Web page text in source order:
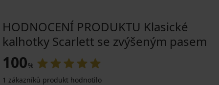
HODNOCENÍ PRODUKTU Klasické
kalhotky Scarlett se zvýšeným pasem
100%
1 zákazníků produkt hodnotilo